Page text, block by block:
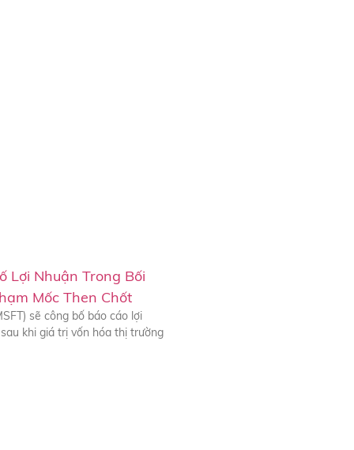
Lợi Nhuận Trong Bối
Mốc Then Chốt
sẽ công bố báo cáo lợi
khi giá trị vốn hóa thị trường